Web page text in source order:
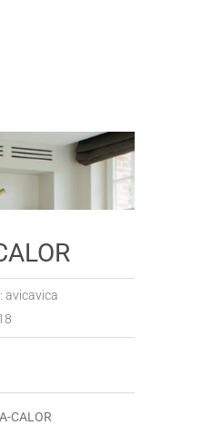
avicavica
CALOR